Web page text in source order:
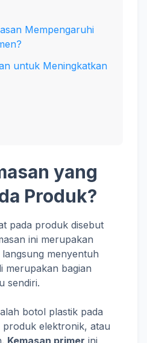
Mempengaruhi
untuk Meningkatkan
yang
Produk?
pada produk disebut
ini merupakan
menyentuh
merupakan bagian
sendiri.
botol plastik pada
elektronik, atau
Kemasan primer ini